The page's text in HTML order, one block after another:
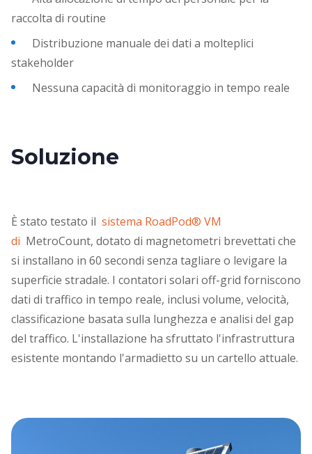
raccolta di routine
Distribuzione manuale dei dati a molteplici
stakeholder
Nessuna capacità di monitoraggio in tempo reale
Soluzione
È stato testato il sistema RoadPod® VM
di MetroCount, dotato di magnetometri brevettati che
si installano in 60 secondi senza tagliare o levigare la
superficie stradale. I contatori solari off-grid forniscono
dati di traffico in tempo reale, inclusi volume, velocità,
classificazione basata sulla lunghezza e analisi del gap
del traffico. L'installazione ha sfruttato l'infrastruttura
esistente montando l'armadietto su un cartello attuale.